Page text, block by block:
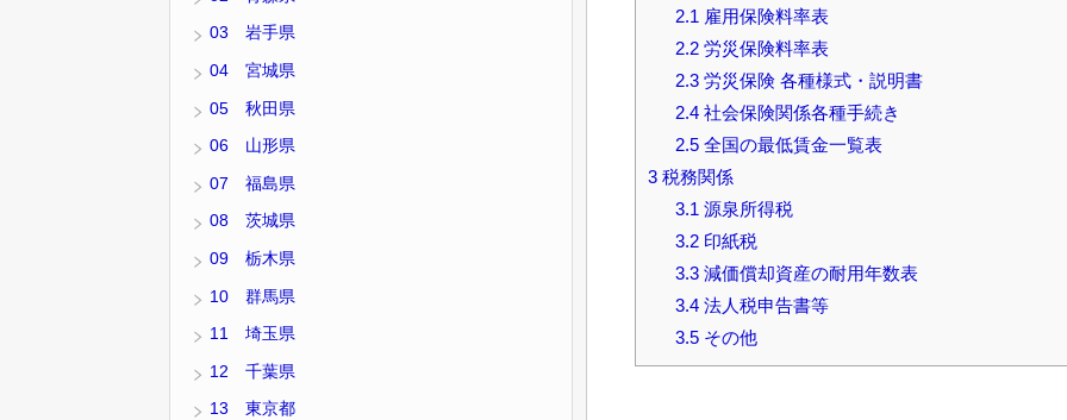
2.1 雇用保険料率表
2.2労災保険料率表
2.3労災保険 各種様式・説明書
2.4社会保険関係各種手続き
2.5全国の最低賃金一覧表
3税務関係
3.1 源泉所得税
3.2印紙税
3.3減価償却資産の耐用年数表
3.4法人税申告書等
3.5その他
03 岩手県
04 宮城県
05 秋田県
06 山形県
07 福島県
08 茨城県
09 栃木県
10 群馬県
11 埼玉県
12 千葉県
13 東京都